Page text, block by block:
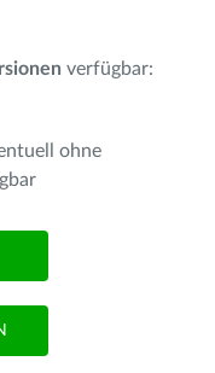
verfügbar:
ohne